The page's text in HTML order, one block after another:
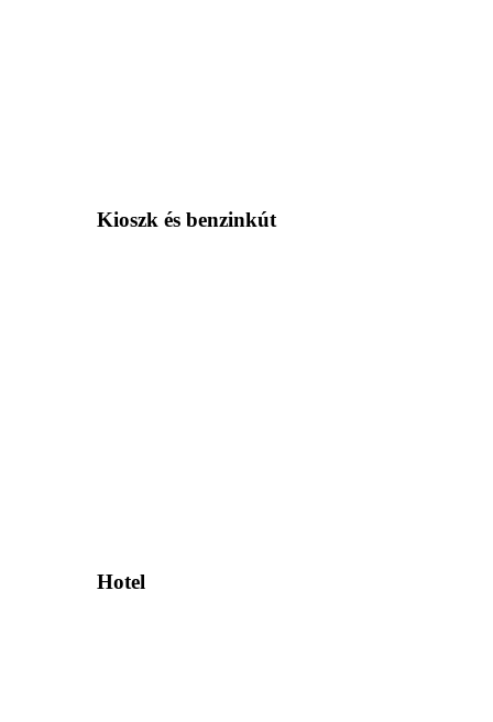
Kioszk és benzinkút
Hotel